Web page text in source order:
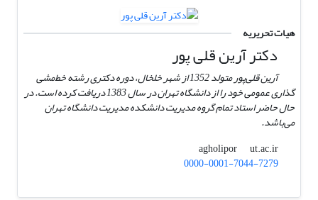
هیات تحریریه
دکتر آرین قلی پور
آرین قلی‌پور متولد 1352 از شهر خلخال، دوره دکتری رشته خط‌مشی
گذاری عمومی خود را از دانشگاه تهران در سال 1383 دریافت کرده است. در
حال حاضر استاد تمام گروه مدیریت دانشکده مدیریت دانشگاه تهران
می‌باشد.
agholipor
ut.ac.ir
0000-0001-7044-7279